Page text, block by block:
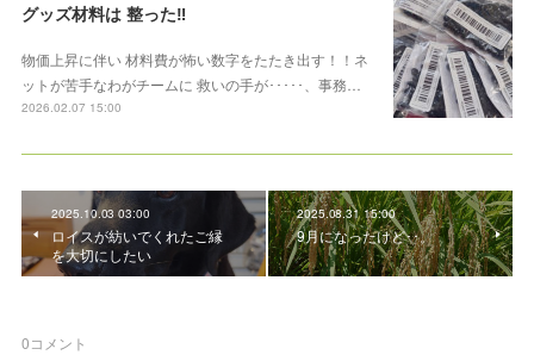
グッズ材料は 整った‼︎
物価上昇に伴い 材料費が怖い数字をたたき出す！！ネ
ットが苦手なわがチームに 救いの手が･････、事務…
2026.02.07 15:00
2025.10.03 03:00
ロイスが紡いでくれたご縁
を大切にしたい
2025.08.31 15:00
9月になったけど･･。
0コメント